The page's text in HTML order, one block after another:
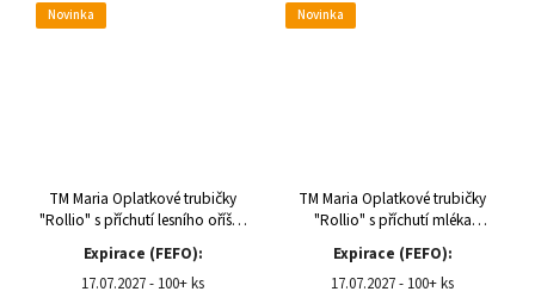
Novinka
TM Maria Oplatkové trubičky
"Rollio" s příchutí lesního oříšku
140g
Expirace (FEFO):
17.07.2027 - 100+ ks
Novinka
TM Maria Oplatkové trubičky
"Rollio" s příchutí mléka
140g(1/11)
Expirace (FEFO):
17.07.2027 - 100+ ks